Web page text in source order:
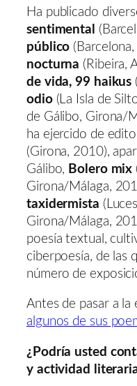
Ha publicado
sentimental
público
nocturna (Ribeira,
de vida, 99 haikus
odio(La Isla de
de Gálibo, Girona/
ha ejercido de
(Girona, 2010),
Gálibo, Bolero mix
Girona/Málaga,
taxidermista
Girona/Málaga,
poesía textual,
ciberpoesía, de las
número de
Antes de pasar a la
algunos de sus
¿Podría usted
y actividad